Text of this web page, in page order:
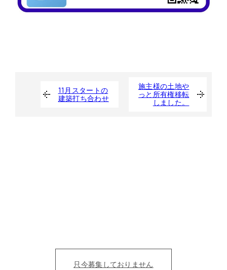
11月スタートの
建築打ち合わせ
施主様の土地や
っと所有権移転
しました。
只今募集しておりません